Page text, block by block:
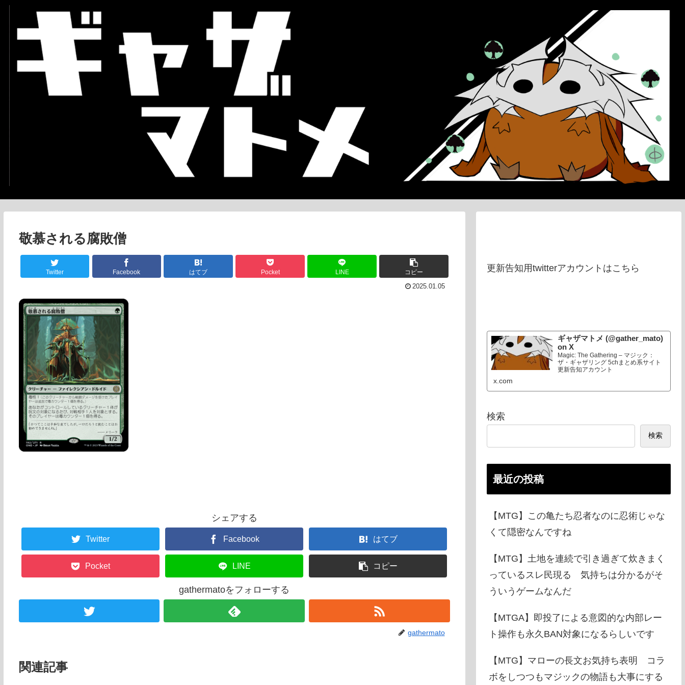
敬慕される腐敗僧
Twitter Facebook はてブ Pocket LINE コピー
2025.01.05
シェアする
Twitter Facebook はてブ
Pocket LINE コピー
gathermatoをフォローする
gathermato
関連記事
更新告知用twitterアカウントはこちら
ギャザマトメ (@gather_mato)
on X
Magic: The Gathering – マジック：
ザ・ギャザリング 5chまとめ系サイト
更新告知アカウント
x.com
検索
検索
最近の投稿
【MTG】この亀たち忍者なのに忍術じゃな
くて隠密なんですね
【MTG】土地を連続で引き過ぎて炊きまく
っているスレ民現る 気持ちは分かるがそ
ういうゲームなんだ
【MTGA】即投了による意図的な内部レー
ト操作も永久BAN対象になるらしいです
【MTG】マローの長文お気持ち表明 コラ
ボをしつつもマジックの物語も大事にする